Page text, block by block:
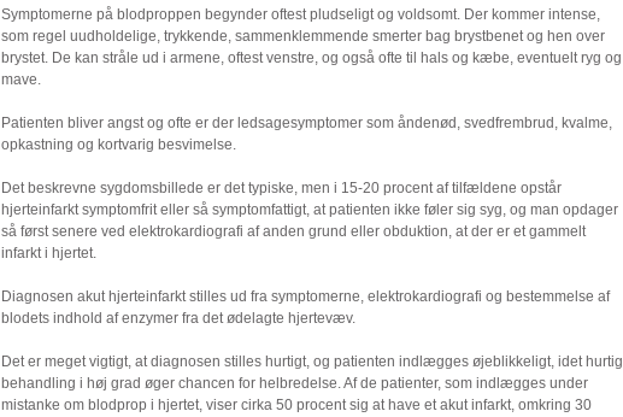
Symptomerne på blodproppen begynder oftest pludseligt og voldsomt. Der kommer intense,
som regel uudholdelige, trykkende, sammenklemmende smerter bag brystbenet og hen over
brystet. De kan stråle ud i armene, oftest venstre, og også ofte til hals og kæbe, eventuelt ryg og
mave.
Patienten bliver angst og ofte er der ledsagesymptomer som åndenød, svedfrembrud, kvalme,
opkastning og kortvarig besvimelse.
Det beskrevne sygdomsbillede er det typiske, men i 15-20 procent af tilfældene opstår
hjerteinfarkt symptomfrit eller så symptomfattigt, at patienten ikke føler sig syg, og man opdager
så først senere ved elektrokardiografi af anden grund eller obduktion, at der er et gammelt
infarkt i hjertet.
Diagnosen akut hjerteinfarkt stilles ud fra symptomerne, elektrokardiografi og bestemmelse af
blodets indhold af enzymer fra det ødelagte hjertevæv.
Det er meget vigtigt, at diagnosen stilles hurtigt, og patienten indlægges øjeblikkeligt, idet hurtig
behandling i høj grad øger chancen for helbredelse. Af de patienter, som indlægges under
mistanke om blodprop i hjertet, viser cirka 50 procent sig at have et akut infarkt, omkring 30